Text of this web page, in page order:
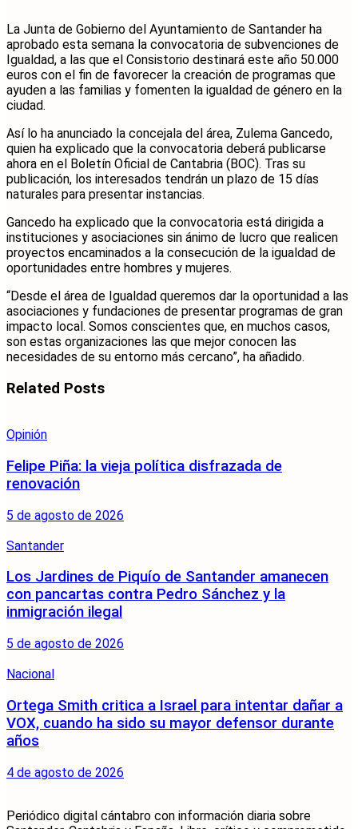
La Junta de Gobierno del Ayuntamiento de Santander ha
aprobado esta semana la convocatoria de subvenciones de
Igualdad, a las que el Consistorio destinará este año 50.000
euros con el fin de favorecer la creación de programas que
ayuden a las familias y fomenten la igualdad de género en la
ciudad.
Así lo ha anunciado la concejala del área, Zulema Gancedo,
quien ha explicado que la convocatoria deberá publicarse
ahora en el Boletín Oficial de Cantabria (BOC). Tras su
publicación, los interesados tendrán un plazo de 15 días
naturales para presentar instancias.
Gancedo ha explicado que la convocatoria está dirigida a
instituciones y asociaciones sin ánimo de lucro que realicen
proyectos encaminados a la consecución de la igualdad de
oportunidades entre hombres y mujeres.
“Desde el área de Igualdad queremos dar la oportunidad a las
asociaciones y fundaciones de presentar programas de gran
impacto local. Somos conscientes que, en muchos casos,
son estas organizaciones las que mejor conocen las
necesidades de su entorno más cercano”, ha añadido.
Related Posts
Opinión
Felipe Piña: la vieja política disfrazada de
renovación
5 de agosto de 2026
Santander
Los Jardines de Piquío de Santander amanecen
con pancartas contra Pedro Sánchez y la
inmigración ilegal
5 de agosto de 2026
Nacional
Ortega Smith critica a Israel para intentar dañar a
VOX, cuando ha sido su mayor defensor durante
años
4 de agosto de 2026
Periódico digital cántabro con información diaria sobre